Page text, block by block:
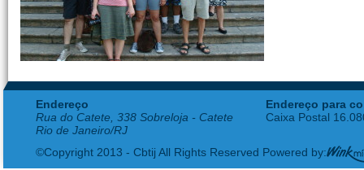
Endereço
Rua do Catete, 338 Sobreloja - Catete
Rio de Janeiro/RJ
Endereço para
Caixa Postal
©Copyright 2013 - Cbtij All Rights Reserved Powered by: